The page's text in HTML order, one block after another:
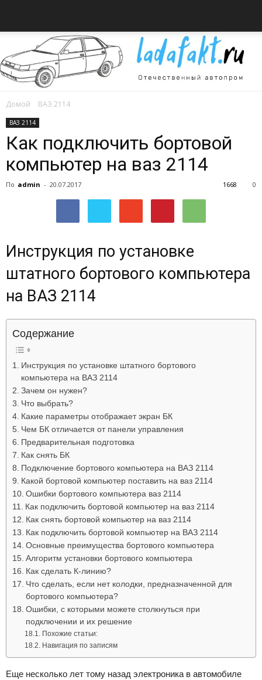
об
автомобилях
Лада
Домой ВАЗ 2114
ВАЗ 2114
Как подключить бортовой
компьютер на ваз 2114
По admin - 20.07.2017 0
1668
Инструкция по установке
штатного бортового компьютера
на ВАЗ 2114
Содержание
Инструкция по установке штатного бортового
компьютера на ВАЗ 2114
Зачем он нужен?
Что выбрать?
Какие параметры отображает экран БК
Чем БК отличается от панели управления
Предварительная подготовка
Как снять БК
Подключение бортового компьютера на ВАЗ 2114
Какой бортовой компьютер поставить на ваз 2114
Ошибки бортового компьютера ваз 2114
Как подключить бортовой компьютер на ваз 2114
Как снять бортовой компьютер на ваз 2114
Как подключить бортовой компьютер на ВАЗ 2114
Основные преимущества бортового компьютера
Алгоритм установки бортового компьютера
Как сделать К-линию?
Что сделать, если нет колодки, предназначенной для
бортового компьютера?
Ошибки, с которыми можете столкнуться при
подключении и их решение
Похожие статьи:
Навигация по записям
Еще несколько лет тому назад электроника в автомобиле